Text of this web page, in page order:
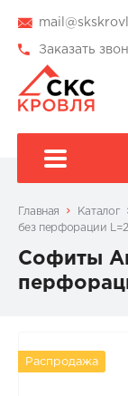
Заказать
Главная Каталог
без перфорации
Софиты
Распродажа